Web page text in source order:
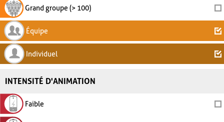
Grand groupe (> 100)
Équipe
Individuel
INTENSITÉ D'ANIMATION
Faible